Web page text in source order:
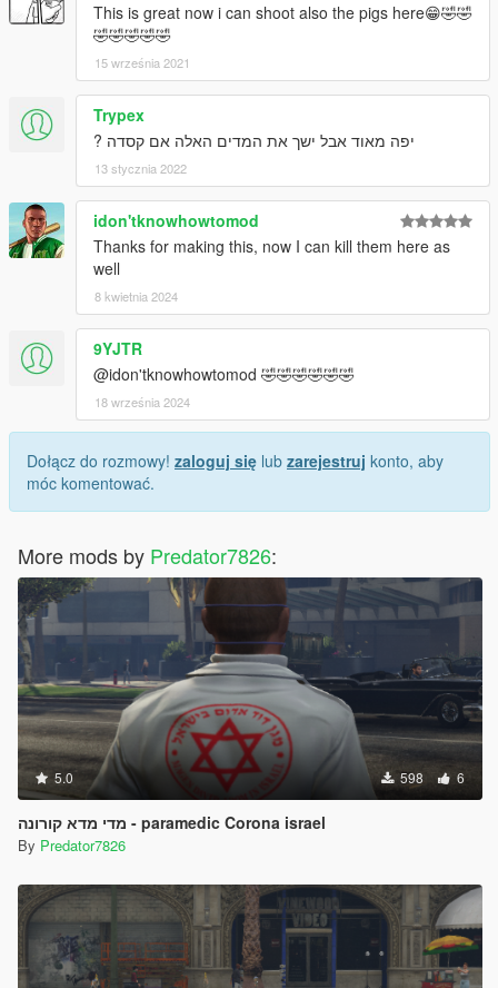
This is great now i can shoot also the pigs here😁🤣🤣
🤣🤣🤣🤣🤣
15 września 2021
Trypex
יפה מאוד אבל ישך את המדים האלה אם קסדה ?
13 stycznia 2022
idon'tknowhowtomod
Thanks for making this, now I can kill them here as
well
8 kwietnia 2024
9YJTR
@idon'tknowhowtomod 🤣🤣🤣🤣🤣🤣
18 września 2024
Dołącz do rozmowy! zaloguj się lub zarejestruj konto, aby
móc komentować.
More mods by Predator7826:
5.0 598 6
מדי מדא קורונה - paramedic Corona israel
By Predator7826